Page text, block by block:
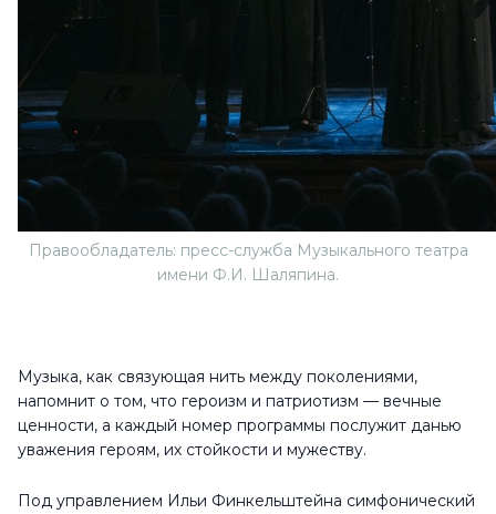
Правообладатель: пресс-служба Музыкального театра
имени Ф.И. Шаляпина.
Музыка, как связующая нить между поколениями,
напомнит о том, что героизм и патриотизм — вечные
ценности, а каждый номер программы послужит данью
уважения героям, их стойкости и мужеству.
Под управлением Ильи Финкельштейна симфонический